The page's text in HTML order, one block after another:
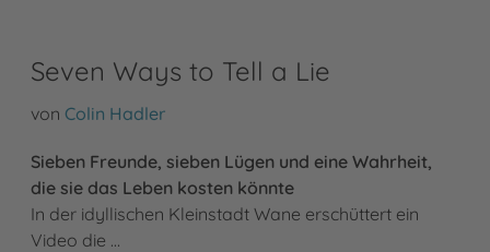
Seven Ways to Tell a Lie
von Colin Hadler
Sieben Freunde, sieben Lügen und eine Wahrheit,
die sie das Leben kosten könnte
In der idyllischen Kleinstadt Wane erschüttert ein
Video die …